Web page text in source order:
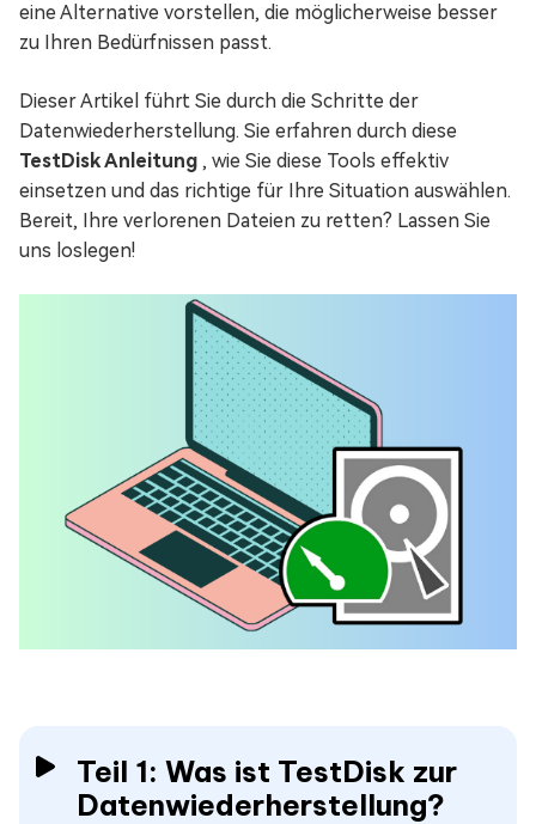
eine Alternative vorstellen, die möglicherweise besser
zu Ihren Bedürfnissen passt.
Dieser Artikel führt Sie durch die Schritte der
Datenwiederherstellung. Sie erfahren durch diese
TestDisk Anleitung , wie Sie diese Tools effektiv
einsetzen und das richtige für Ihre Situation auswählen.
Bereit, Ihre verlorenen Dateien zu retten? Lassen Sie
uns loslegen!
Teil 1: Was ist TestDisk zur
Datenwiederherstellung?